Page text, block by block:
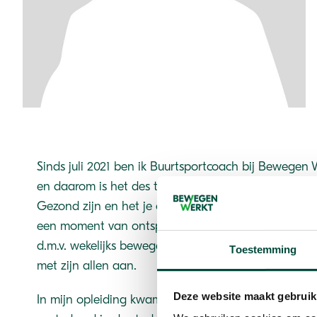
Toestemming
Deze website maakt
Sinds juli 2021 ben ik Buurtsportcoach bij Bewegen
en daarom is het des te leuker anderen te
Gezond zijn en het je ook voelen, het contact met
een moment van ontspanning zijn belangrijke
d.m.v. wekelijks bewegen. Sport als middel! Daar
met zijn allen aan.
In mijn opleiding kwam mijn passie voor sport al